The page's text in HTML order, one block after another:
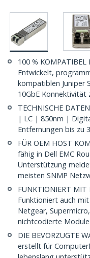
100 % KOMPATIBEL
Entwickelt,
kompatiblen Juniper
10GbE Konnektivität
TECHNISCHE
| LC | 850nm |
Entfernungen bis zu
FÜR OEM HOST
fähig in Dell EMC
Unterstützung
meisten SNMP
FUNKTIONIERT MIT
Funktioniert auch
Netgear,
nichtcodierte
DIE BEVORZUGTE
erstellt für